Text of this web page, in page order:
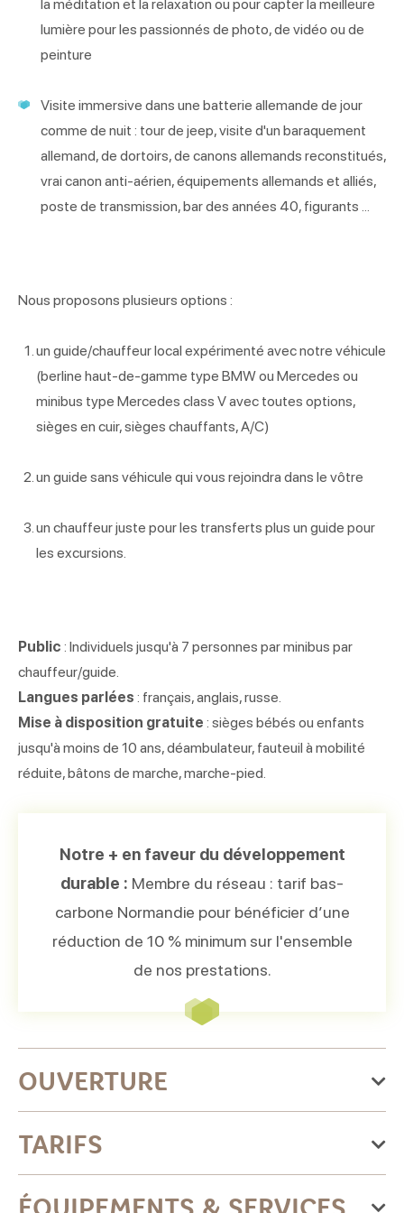
la méditation et la relaxation ou pour capter la meilleure
lumière pour les passionnés de photo, de vidéo ou de
peinture
Visite immersive dans une batterie allemande de jour
comme de nuit : tour de jeep, visite d'un baraquement
allemand, de dortoirs, de canons allemands reconstitués,
vrai canon anti-aérien, équipements allemands et alliés,
poste de transmission, bar des années 40, figurants ...
Nous proposons plusieurs options :
un guide/chauffeur local expérimenté avec notre véhicule
(berline haut-de-gamme type BMW ou Mercedes ou
minibus type Mercedes class V avec toutes options,
sièges en cuir, sièges chauffants, A/C)
un guide sans véhicule qui vous rejoindra dans le vôtre
un chauffeur juste pour les transferts plus un guide pour
les excursions.
Public : Individuels jusqu'à 7 personnes par minibus par
chauffeur/guide.
Langues parlées : français, anglais, russe.
Mise à disposition gratuite : sièges bébés ou enfants
jusqu'à moins de 10 ans, déambulateur, fauteuil à mobilité
réduite, bâtons de marche, marche-pied.
Notre + en faveur du développement
durable : Membre du réseau : tarif bas-
carbone Normandie pour bénéficier d’une
réduction de 10 % minimum sur l'ensemble
de nos prestations.
OUVERTURE
au jeudi 31 décembre 2026
TARIFS
Tarif